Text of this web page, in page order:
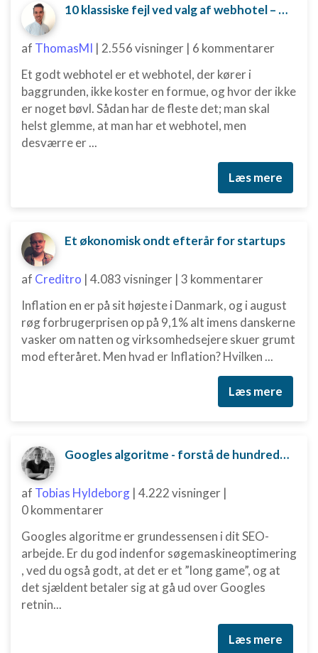
10 klassiske fejl ved valg af webhotel – og hvordan du undgår dem
af ThomasMI | 2.556 visninger | 6 kommentarer
Et godt webhotel er et webhotel, der kører i
baggrunden, ikke koster en formue, og hvor der ikke
er noget bøvl. Sådan har de fleste det; man skal
helst glemme, at man har et webhotel, men
desværre er ...
Læs mere
Et økonomisk ondt efterår for startups
af Creditro | 4.083 visninger | 3 kommentarer
Inflation en er på sit højeste i Danmark, og i august
røg forbrugerprisen op på 9,1% alt imens danskerne
vasker om natten og virksomhedsejere skuer grumt
mod efteråret. Men hvad er Inflation? Hvilken ...
Læs mere
Googles algoritme - forstå de hundredvis af parametre bag
af Tobias Hyldeborg | 4.222 visninger |
0 kommentarer
Googles algoritme er grundessensen i dit SEO-
arbejde. Er du god indenfor søgemaskineoptimering
, ved du også godt, at det er et ”long game”, og at
det sjældent betaler sig at gå ud over Googles
retnin...
Læs mere